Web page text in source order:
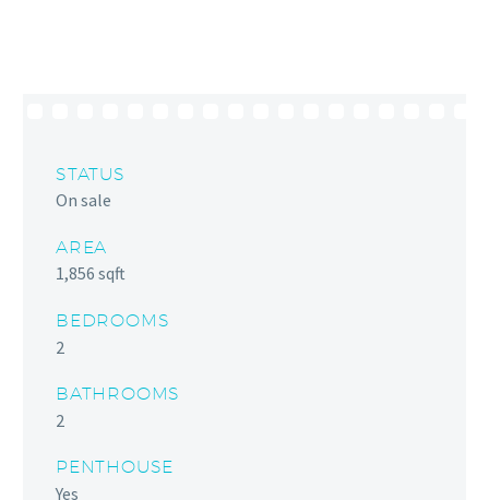
STATUS
On sale
AREA
1,856 sqft
BEDROOMS
2
BATHROOMS
2
PENTHOUSE
Yes